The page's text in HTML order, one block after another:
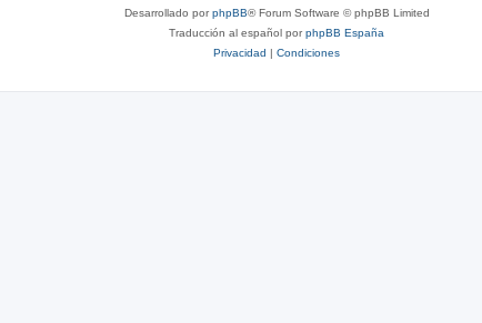
Desarrollado porphpBB® Forum Software © phpBB Limited
Traducción al español porphpBB España
Privacidad | Condiciones